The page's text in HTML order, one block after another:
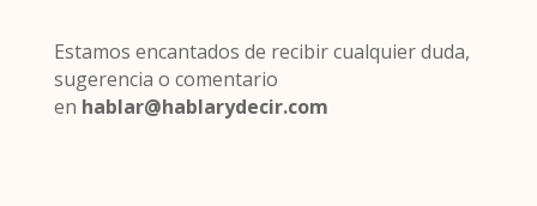
Estamos encantados de recibir cualquier duda,
sugerencia o comentario
en hablar@hablarydecir.com